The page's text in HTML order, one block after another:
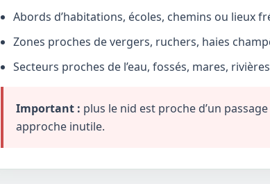
Abords d’habitations, écoles, chemins ou lieux
Zones proches de vergers, ruchers, haies
Secteurs proches de l’eau, fossés, mares,
Important : plus le nid est proche d’un
approche inutile.